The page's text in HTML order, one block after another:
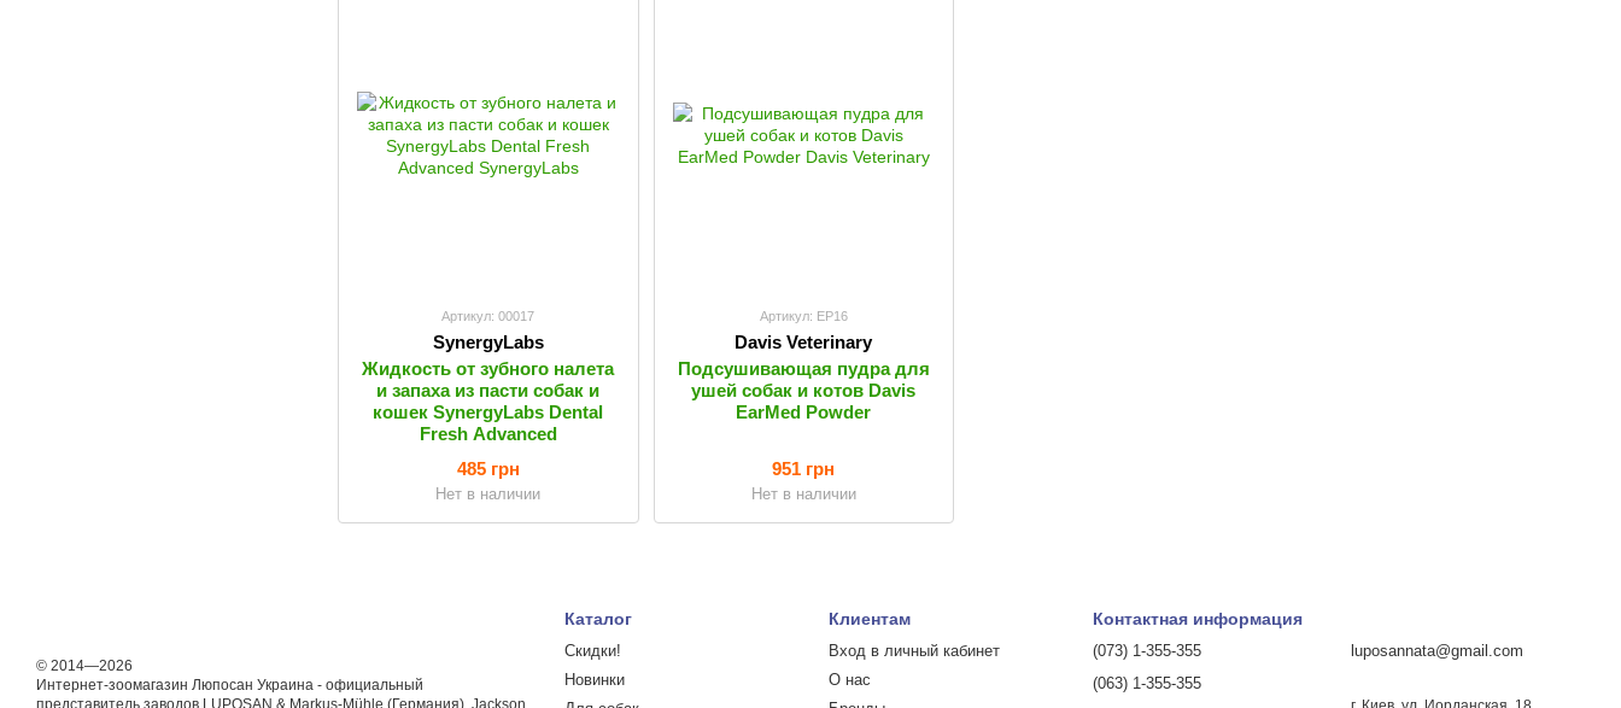
Артикул: 00017
SynergyLabs
Жидкость от зубного налета
и запаха из пасти собак и
кошек SynergyLabs Dental
Fresh Advanced
485 грн
Нет в наличии
Артикул: EP16
Davis Veterinary
Подсушивающая пудра для
ушей собак и котов Davis
EarMed Powder
951 грн
Нет в наличии
© 2014—2026
Интернет-зоомагазин Люпосан Украина - официальный
представитель заводов LUPOSAN & Markus-Mühle (Германия), Jackson
Каталог
Скидки!
Новинки
Клиентам
Вход в личный кабинет
О нас
Контактная информация
(073) 1-355-355
(063) 1-355-355
luposannata@gmail.com